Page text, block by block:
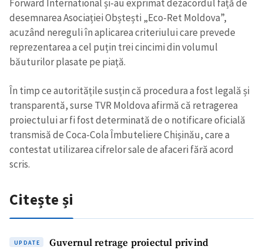
Trimite o informație
Despre ZdG
in English
на русском
Forward International și-au exprimat dezacordul față de
desemnarea Asociației Obștești „Eco-Ret Moldova”,
acuzând nereguli în aplicarea criteriului care prevede
reprezentarea a cel puțin trei cincimi din volumul
băuturilor plasate pe piață.
În timp ce autoritățile susțin că procedura a fost legală și
transparentă, surse TVR Moldova afirmă că retragerea
proiectului ar fi fost determinată de o notificare oficială
transmisă de Coca-Cola Îmbuteliere Chișinău, care a
contestat utilizarea cifrelor sale de afaceri fără acord
scris.
Citește și
UPDATE
Guvernul retrage proiectul privind